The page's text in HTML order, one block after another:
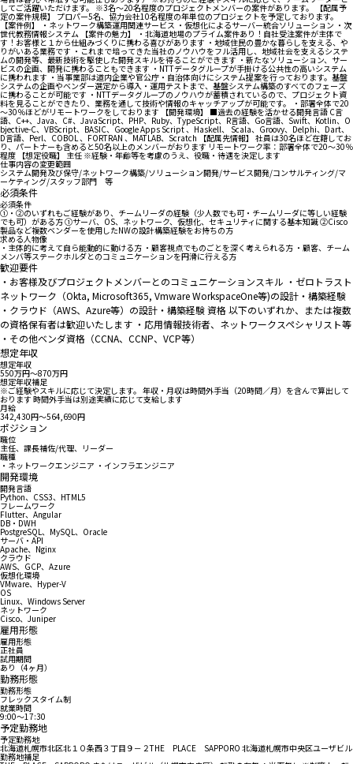
してご活躍いただけます。 ※3名～20名程度のプロジェクトメンバーの案件があります。 【配属予
定の案件規模】 プロパー5名、協力会社10名程度の年単位のプロジェクトを予定しております。
【案件例】 ・ネットワーク構築運用関連サービス ・仮想化によるサーバー統合ソリューション ・次
世代教務情報システム 【案件の魅力】 ・北海道地場のプライム案件あり！自社受注案件が主体で
す！お客様と１から仕組みづくりに携わる喜びがあります ・地域住民の豊かな暮らしを支える、や
りがいある業務です ・これまで培ってきた当社のノウハウをフル活用し、地域社会を支えるシステ
ムの開発等、最新技術を駆使した開発スキルを得ることができます ・新たなソリューション、サー
ビスの企画、開発に携わることもできます ・NTTデータグループが手掛ける公共性の高いシステム
に携われます ・当事業部は道内企業や官公庁・自治体向けにシステム提案を行っております。基盤
システムの企画やベンダー選定から導入・運用テストまで、基盤システム構築のすべてのフェーズ
に携わることが可能です ・NTTデータグループのノウハウが蓄積されているので、プロジェクト資
料を見ることができたり、業務を通して技術や情報のキャッチアップが可能です。 ・部署全体で20
～30％ほどがリモートワークをしております 【開発環境】 ■過去の経験を活かせる開発言語 C言
語、C++、Java、C#、JavaScript、PHP、Ruby、TypeScript、R言語、Go言語、Swift、Kotlin、O
bjective-C、VBScript、BASIC、Google Apps Script 、Haskell、 Scala、Groovy、Delphi、Dart、
D言語、Perl、COBOL 、FORTRAN 、MATLAB、Scratch 【配属先情報】 社員は30名ほど在籍してお
り、パートナーも含めると50名以上のメンバーがおります リモートワーク率：部署全体で20～30％
程度 【想定役職】 主任 ※経験・年齢等を考慮のうえ、役職・待遇を決定します
仕事内容の変更範囲
システム開発及び保守/ネットワーク構築/ソリューション開発/サービス開発/コンサルティング/マ
ーケティング/スタッフ部門 等
必須条件
必須条件
①・②のいずれもご経験があり、チームリーダの経験（少人数でも可・チームリーダに等しい経験
でも可）がある方 ①サーバ、OS、ネットワーク、仮想化、セキュリティに関する基本知識 ②Cisco
製品など複数ベンダーを使用したNWの設計構築経験をお持ちの方
求める人物像
・主体的に考えて自ら能動的に動ける方 ・顧客視点でものごとを深く考えられる方 ・顧客、チーム
メンバ等ステークホルダとのコミュニケーションを円滑に行える方
歓迎要件
・お客様及びプロジェクトメンバーとのコミュニケーションスキル ・ゼロトラスト
ネットワーク（Okta, Microsoft365, Vmware WorkspaceOne等)の設計・構築経験
・クラウド（AWS、Azure等）の設計・構築経験 資格 以下のいずれか、または複数
の資格保有者は歓迎いたします ・応用情報技術者、ネットワークスペシャリスト等
・その他ベンダ資格（CCNA、CCNP、VCP等）
想定年収
想定年収
550万円〜870万円
想定年収補足
※ご経験やスキルに応じて決定します。 年収・月収は時間外手当（20時間／月）を含んで算出して
おります 時間外手当は別途実績に応じて支給します
月給
342,430円〜564,690円
ポジション
職位
主任、課長補佐/代理、リーダー
職種
・ネットワークエンジニア ・インフラエンジニア
開発環境
開発言語
Python、CSS3、HTML5
フレームワーク
Flutter、Angular
DB・DWH
PostgreSQL、MySQL、Oracle
サーバ・API
Apache、Nginx
クラウド
AWS、GCP、Azure
仮想化環境
VMware、Hyper-V
OS
Linux、Windows Server
ネットワーク
Cisco、Juniper
雇用形態
雇用形態
正社員
試用期間
あり（4ヶ月）
勤務形態
勤務形態
フレックスタイム制
就業時間
9:00〜17:30
予定勤務地
予定勤務地
北海道札幌市北区北１０条西３丁目９－２THE PLACE SAPPORO 北海道札幌市中央区ユーザビル
勤務地補足